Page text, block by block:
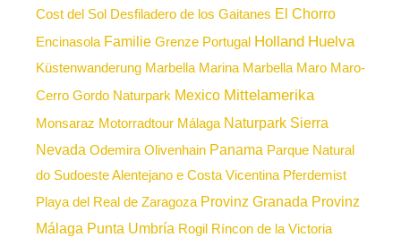
Cost del Sol Desfiladero de los Gaitanes El Chorro
Encinasola Familie Grenze Portugal Holland Huelva
Küstenwanderung Marbella Marina Marbella Maro Maro-
Cerro Gordo Naturpark Mexico Mittelamerika
Monsaraz Motorradtour Málaga Naturpark Sierra
Nevada Odemira Olivenhain Panama Parque Natural
do Sudoeste Alentejano e Costa Vicentina Pferdemist
Playa del Real de Zaragoza Provinz Granada Provinz
Málaga Punta Umbría Rogil Ríncon de la Victoria